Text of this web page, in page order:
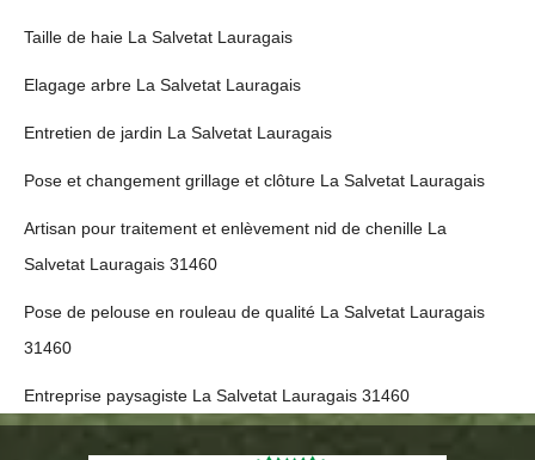
Taille de haie La Salvetat Lauragais
Elagage arbre La Salvetat Lauragais
Entretien de jardin La Salvetat Lauragais
Pose et changement grillage et clôture La Salvetat Lauragais
Artisan pour traitement et enlèvement nid de chenille La
Salvetat Lauragais 31460
Pose de pelouse en rouleau de qualité La Salvetat Lauragais
31460
Entreprise paysagiste La Salvetat Lauragais 31460